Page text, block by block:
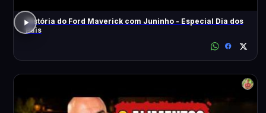
História do Ford Maverick com Juninho - Especial Dia dos
Pais